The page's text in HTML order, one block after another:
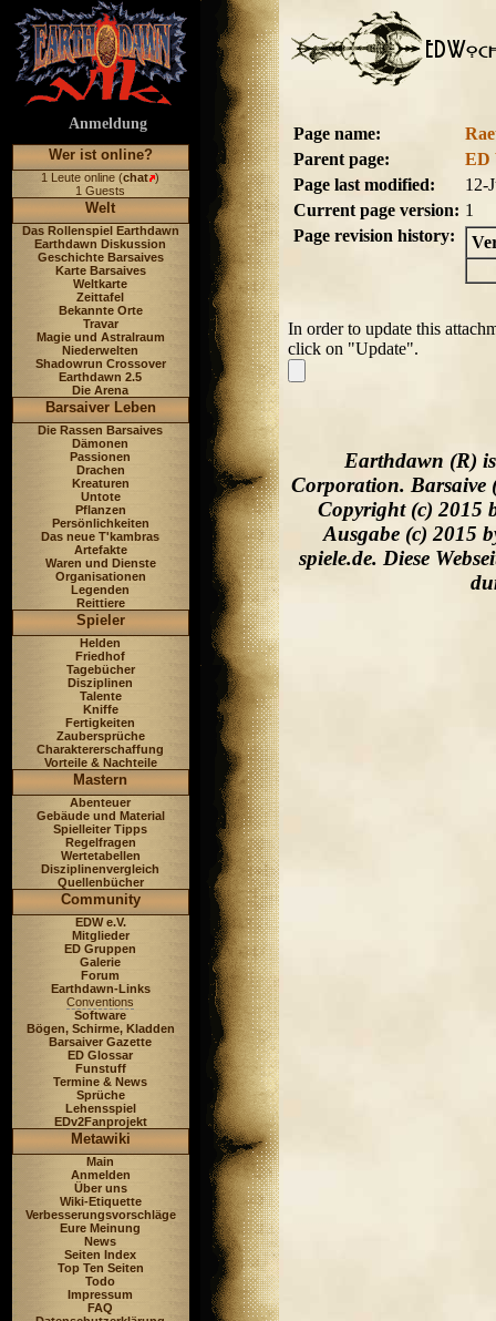
Anmeldung
Wer ist online?
1 Leute online (chat )
1 Guests
Welt
Das Rollenspiel Earthdawn
Earthdawn Diskussion
Geschichte Barsaives
Karte Barsaives
Weltkarte
Zeittafel
Bekannte Orte
Travar
Magie und Astralraum
Niederwelten
Shadowrun Crossover
Earthdawn 2.5
Die Arena
Barsaiver Leben
Die Rassen Barsaives
Dämonen
Passionen
Drachen
Kreaturen
Untote
Pflanzen
Persönlichkeiten
Das neue T'kambras
Artefakte
Waren und Dienste
Organisationen
Legenden
Reittiere
Spieler
Helden
Friedhof
Tagebücher
Disziplinen
Talente
Kniffe
Fertigkeiten
Zaubersprüche
Charaktererschaffung
Vorteile & Nachteile
Mastern
Abenteuer
Gebäude und Material
Spielleiter Tipps
Regelfragen
Wertetabellen
Disziplinenvergleich
Quellenbücher
Community
EDW e.V.
Mitglieder
ED Gruppen
Galerie
Forum
Earthdawn-Links
Conventions
Software
Bögen, Schirme, Kladden
Barsaiver Gazette
ED Glossar
Funstuff
Termine & News
Sprüche
Lehensspiel
EDv2Fanprojekt
Metawiki
Main
Anmelden
Über uns
Wiki-Etiquette
Verbesserungsvorschläge
Eure Meinung
News
Seiten Index
Top Ten Seiten
Todo
Impressum
FAQ
Page name:
Parent page:
ED
Page last modified:
12-
Current page version: 1
Page revision history:
In order to update this
click on "Update".
Earthdawn (R)
Corporation. Barsaive
Copyright (c) 2015
Ausgabe (c) 2015
spiele.de. Diese